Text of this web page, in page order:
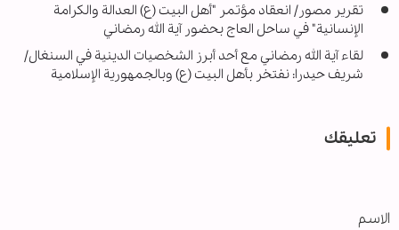
تقرير مصور/ انعقاد مؤتمر "أهل البيت (ع) العدالة والكرامة
الإنسانية" في ساحل العاج بحضور آية الله رمضاني
لقاء آية الله رمضاني مع أحد أبرز الشخصيات الدينية في السنغال/
شريف حيدرا: نفتخر بأهل البيت (ع) وبالجمهورية الإسلامية
تعليقك
الاسم